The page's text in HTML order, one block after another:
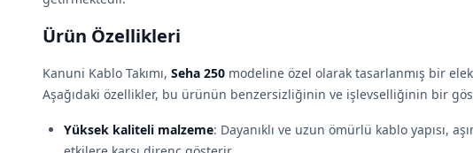
Ürün Özellikleri
Kanuni Kablo Takımı, Seha 250 modeline özel olarak tasarlanmış bir
Aşağıdaki özellikler, bu ürünün benzersizliğinin ve işlevselliğinin bir
Yüksek kaliteli malzeme: Dayanıklı ve uzun ömürlü kablo yapısı,